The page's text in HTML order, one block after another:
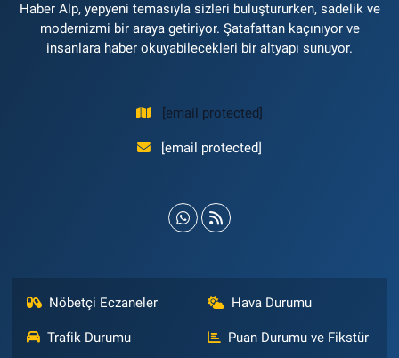
Haber Alp, yepyeni temasıyla sizleri buluştururken, sadelik ve
modernizmi bir araya getiriyor. Şatafattan kaçınıyor ve
insanlara haber okuyabilecekleri bir altyapı sunuyor.
[email protected]
[email protected]
Nöbetçi Eczaneler Hava Durumu
Trafik Durumu Puan Durumu ve Fikstür